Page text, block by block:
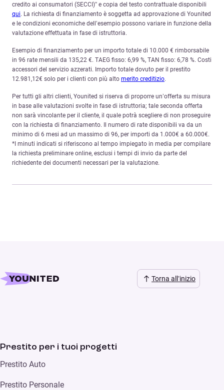
credito ai consumatori (SECCI)” e copia del testo contrattuale disponibili
qui. La richiesta di finanziamento è soggetta ad approvazione di Younited
e le condizioni economiche dell’esempio possono variare in funzione della
valutazione effettuata in fase di istruttoria.
Esempio di finanziamento per un importo totale di 10.000 € rimborsabile
in 96 rate mensili da 135,22 €. TAEG fisso: 6,99 %, TAN fisso: 6,78 %. Costi
accessori del servizio azzerati. Importo totale dovuto per il prestito
12.981,12€ solo per i clienti con più alto merito creditizio.
Per tutti gli altri clienti, Younited si riserva di proporre un’offerta su misura
in base alle valutazioni svolte in fase di istruttoria; tale seconda offerta
non sarà vincolante per il cliente, il quale potrà scegliere di non proseguire
con la richiesta di finanziamento. Il numero di rate disponibili va da un
minimo di 6 mesi ad un massimo di 96, per importi da 1.000€ a 60.000€.
*I minuti indicati si riferiscono al tempo impiegato in media per compilare
la richiesta preliminare online, esclusi i tempi di invio da parte del
richiedente dei documenti necessari per la valutazione.
Torna all’inizio
Prestito per i tuoi progetti
Prestito Auto
Prestito Personale